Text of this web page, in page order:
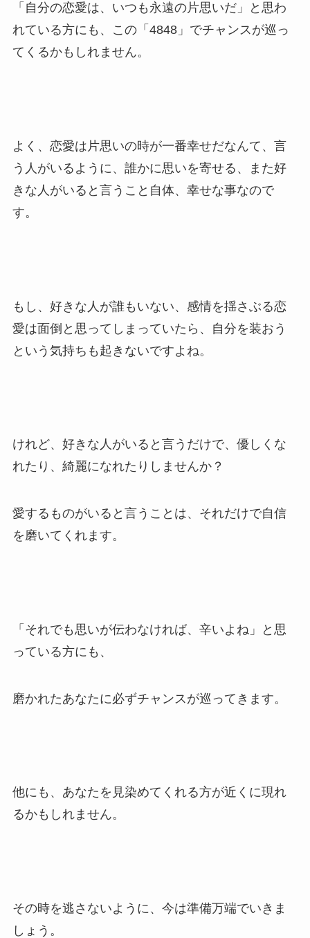
「自分の恋愛は、いつも永遠の片思いだ」と思わ
れている方にも、この「4848」でチャンスが巡っ
てくるかもしれません。
よく、恋愛は片思いの時が一番幸せだなんて、言
う人がいるように、誰かに思いを寄せる、また好
きな人がいると言うこと自体、幸せな事なので
す。
もし、好きな人が誰もいない、感情を揺さぶる恋
愛は面倒と思ってしまっていたら、自分を装おう
という気持ちも起きないですよね。
けれど、好きな人がいると言うだけで、優しくな
れたり、綺麗になれたりしませんか？
愛するものがいると言うことは、それだけで自信
を磨いてくれます。
「それでも思いが伝わなければ、辛いよね」と思
っている方にも、
磨かれたあなたに必ずチャンスが巡ってきます。
他にも、あなたを見染めてくれる方が近くに現れ
るかもしれません。
その時を逃さないように、今は準備万端でいきま
しょう。